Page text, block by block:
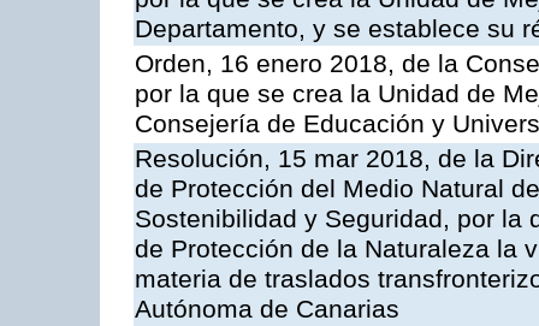
Departamento, y se establece su
Orden, 16 enero 2018, de la
por la que se crea la Unidad de
Consejería de Educación y
Resolución, 15 mar 2018, de la
de Protección del Medio Natural
Sostenibilidad y Seguridad, por la
de Protección de la Naturaleza la
materia de traslados
Autónoma de Canarias